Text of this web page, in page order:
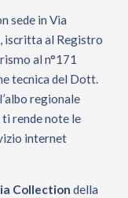
sede in Via
iscritta al Registro
al n°171
tecnica del Dott.
regionale
rende note le
internet
Collection della